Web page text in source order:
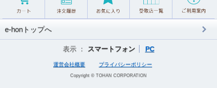
e-honトップへ
表示 ： スマートフォン PC
運営会社概要 プライバシーポリシー
Copyright © TOHAN CORPORATION